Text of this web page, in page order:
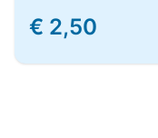
€ 2,50